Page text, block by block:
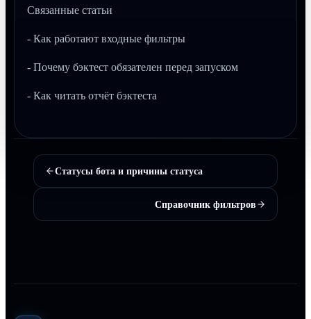
Связанные статьи
- Как работают входные фильтры
- Почему бэктест обязателен перед запуском
- Как читать отчёт бэктеста
Статусы бота и причины статуса
Справочник фильтров